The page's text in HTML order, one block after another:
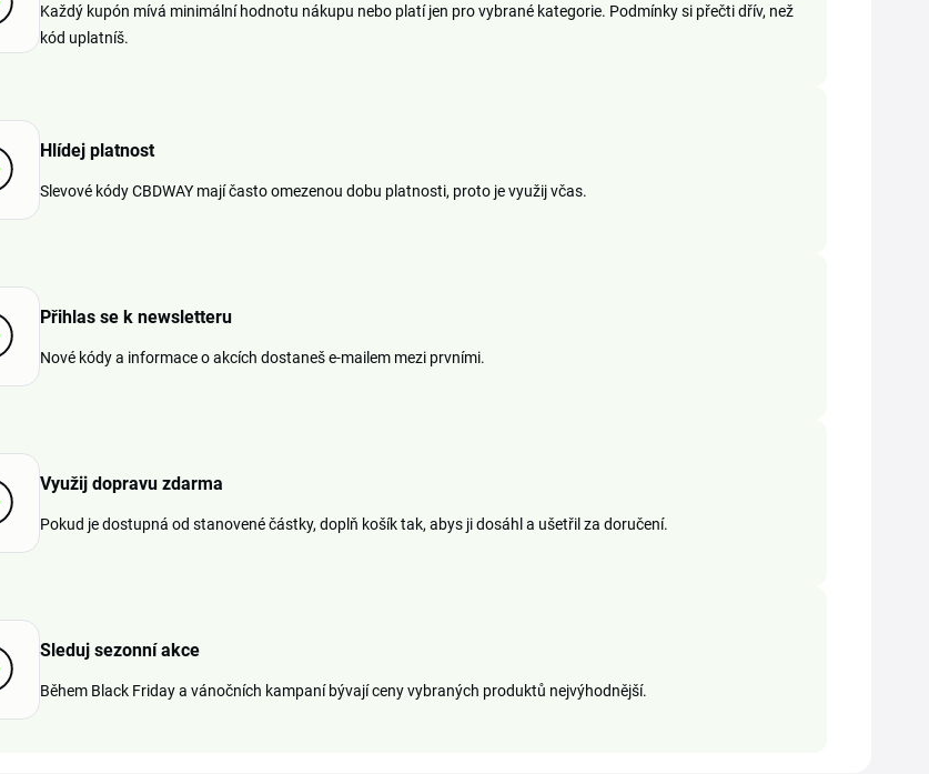
Každý kupón mívá minimální hodnotu nákupu nebo platí jen pro vybrané kategorie. Podmínky si přečti dřív, než
kód uplatníš.
Hlídej platnost
Slevové kódy CBDWAY mají často omezenou dobu platnosti, proto je využij včas.
Přihlas se k newsletteru
Nové kódy a informace o akcích dostaneš e-mailem mezi prvními.
Využij dopravu zdarma
Pokud je dostupná od stanovené částky, doplň košík tak, abys ji dosáhl a ušetřil za doručení.
Sleduj sezonní akce
Během Black Friday a vánočních kampaní bývají ceny vybraných produktů nejvýhodnější.